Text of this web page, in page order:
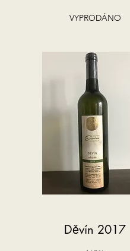
VYPRODÁNO
Děvín 2017